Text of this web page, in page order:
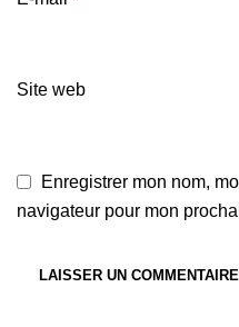
Site web
Enregistrer mon nom,
navigateur pour mon